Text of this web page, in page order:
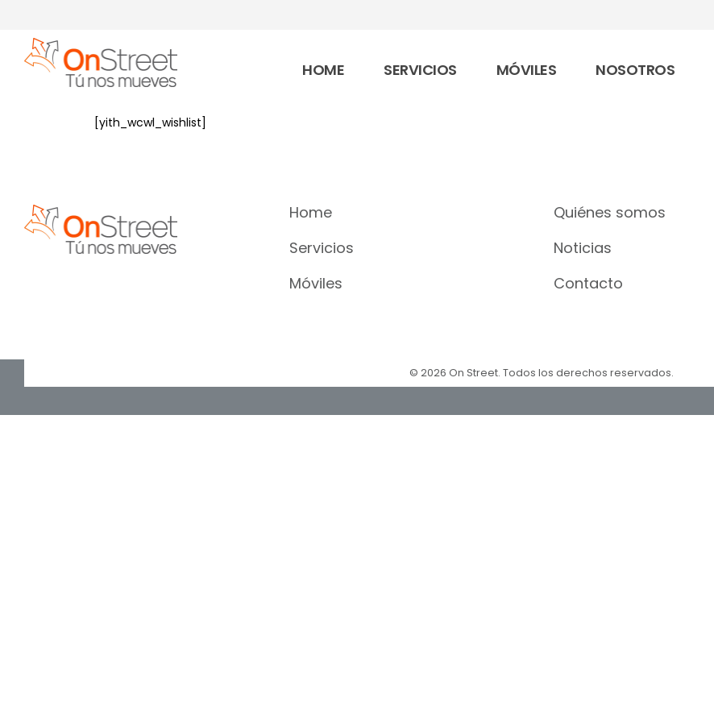
HOME SERVICIOS MÓVILES NOSOTROS
[yith_wcwl_wishlist]
Home
Servicios
Móviles
Quiénes somos
Noticias
Contacto
© 2026 On Street. Todos los derechos reservados.